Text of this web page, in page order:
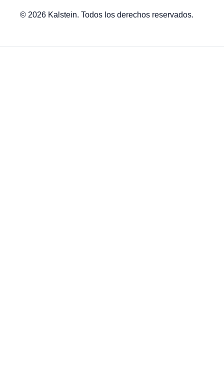
© 2026 Kalstein. Todos los derechos reservados.